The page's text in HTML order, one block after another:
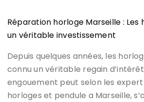
Réparation horloge Marseille : Les
un véritable investissement
Depuis quelques années, les
connu un véritable regain
engouement peut selon les
horloges et pendule a Marseille,